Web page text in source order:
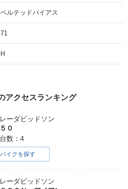
ベルテッドバイアス
71
H
アクセスランキング
ーダビッドソン
０
数：4
バイクを探す
ーダビッドソン